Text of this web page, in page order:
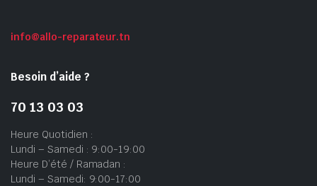
info@allo-reparateur.tn
Besoin d’aide ?
70 13 03 03
Heure Quotidien :
Lundi – Samedi : 9:00-19:00
Heure D’été / Ramadan :
Lundi – Samedi: 9:00-17:00